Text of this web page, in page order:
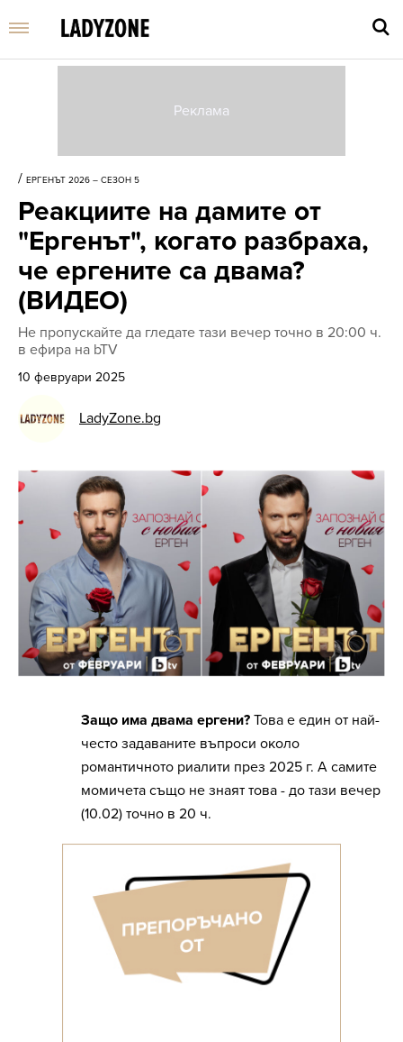
Enter
/ ЕРГЕНЪТ 2026 – СЕЗОН 5
Реакциите на дамите от
"Ергенът", когато разбраха,
че ергените са двама?
(ВИДЕО)
Не пропускайте да гледате тази вечер точно в 20:00 ч.
в ефира на bTV
10 февруари 2025
LadyZone.bg
Защо има двама ергени? Това е един от най-
често задаваните въпроси около
романтичното риалити през 2025 г. А самите
момичета също не знаят това - до тази вечер
(10.02) точно в 20 ч.